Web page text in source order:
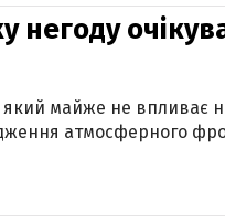
негоду
який майже не впливає
атмосферного